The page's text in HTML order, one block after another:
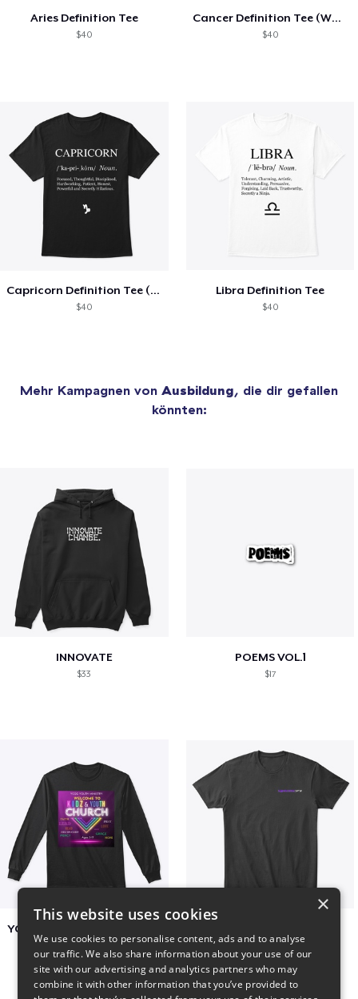
Aries Definition Tee
$40
Cancer Definition Tee (White Text)
$40
Capricorn Definition Tee (White Text)
$40
Libra Definition Tee
$40
Mehr Kampagnen von Ausbildung, die dir gefallen
könnten:
INNOVATE
$33
POEMS VOL.1
$17
YCOG YOUTH VOLUNTEERS
×
This website uses cookies
We use cookies to personalise content, ads and to analyse
our traffic. We also share information about your use of our
site with our advertising and analytics partners who may
combine it with other information that you’ve provided to